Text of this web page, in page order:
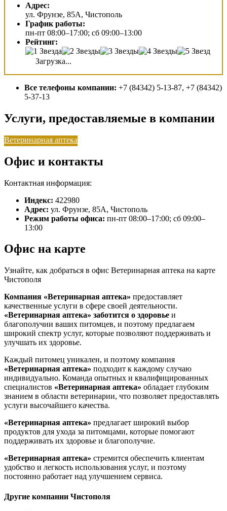
Адрес:
ул. Фрунзе, 85А, Чистополь
График работы:
пн-пт 08:00–17:00; сб 09:00–13:00
Рейтинг:
Загрузка...
Все телефоны компании: +7 (84342) 5-13-87, +7 (84342)
5-37-13
Услуги, предоставляемые в компании
Ветеринарная аптека
Офис и контакты
Контактная информация:
Индекс: 422980
Адрес: ул. Фрунзе, 85А, Чистополь
Режим работы офиса: пн-пт 08:00–17:00; сб 09:00–
13:00
Офис на карте
Узнайте, как добраться в офис Ветеринарная аптека на карте
Чистополя
Компания «Ветеринарная аптека» предоставляет
качественные услуги в сфере своей деятельности.
«Ветеринарная аптека» заботится о здоровье и
благополучии ваших питомцев, и поэтому предлагаем
широкий спектр услуг, которые позволяют поддерживать и
улучшать их здоровье.
Каждый питомец уникален, и поэтому компания
«Ветеринарная аптека» подходит к каждому случаю
индивидуально. Команда опытных и квалифицированных
специалистов «Ветеринарная аптека» обладает глубоким
знанием в области ветеринарии, что позволяет предоставлять
услуги высочайшего качества.
«Ветеринарная аптека» предлагает широкий выбор
продуктов для ухода за питомцами, которые помогают
поддерживать их здоровье и благополучие.
«Ветеринарная аптека» стремится обеспечить клиентам
удобство и легкость использования услуг, и поэтому
постоянно работает над улучшением сервиса.
Другие компании Чистополя